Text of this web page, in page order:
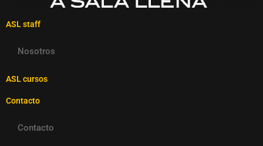
ASL staff
Nosotros
ASL cursos
Contacto
Contacto